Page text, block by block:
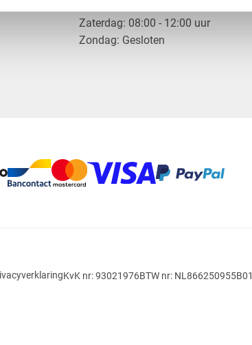
​Zaterdag: 08:00 - 12:00 uur
​Zondag: Gesloten
KvK nr: 93021976BTW nr: NL866250955B01